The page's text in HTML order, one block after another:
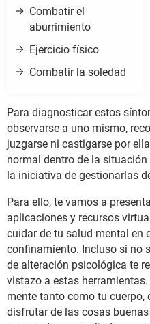
Combatir el
aburrimiento
Ejercicio físico
Combatir la soledad
Para diagnosticar estos
observarse a uno mismo,
juzgarse ni castigarse por
normal dentro de la
la iniciativa de gestionarlas
Para ello, te vamos a
aplicaciones y recursos
cuidar de tu salud mental en
confinamiento. Incluso si no
de alteración psicológica te
vistazo a estas
mente tanto como tu cuerpo,
disfrutar de las cosas